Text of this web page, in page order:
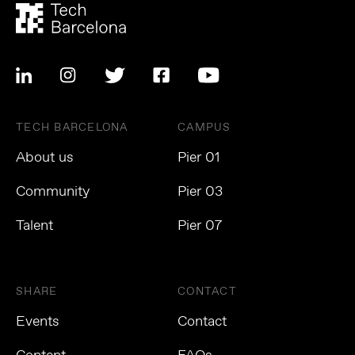
TECH BARCELONA
About us
Community
Talent
CAMPUS
Pier 01
Pier 03
Pier 07
SHARE
Events
CONTACT
Contact